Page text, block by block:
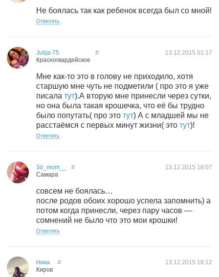
Не боялась так как ребенок всегда был со мной!
Ответить
Julija-75
Красногвардейское
13.12.2015 01:17
#
Мне как-то это в голову не приходило, хотя
старшую мне чуть не подметили ( про это я уже
писала тут).А вторую мне принесли через сутки,
но она была такая крошечка, что её бы трудно
было попутать( про это тут) А с младшей мы не
расстаёмся с первых минут жизни( это тут)!
Ответить
3d_mom__
Самара
13.12.2015 18:07
#
совсем не боялась…
после родов обоих хорошо успела запомнить) а
потом когда принесли, через пару часов —
сомнений не было что это мои крошки!
Ответить
Ника
Киров
13.12.2015 18:12
#